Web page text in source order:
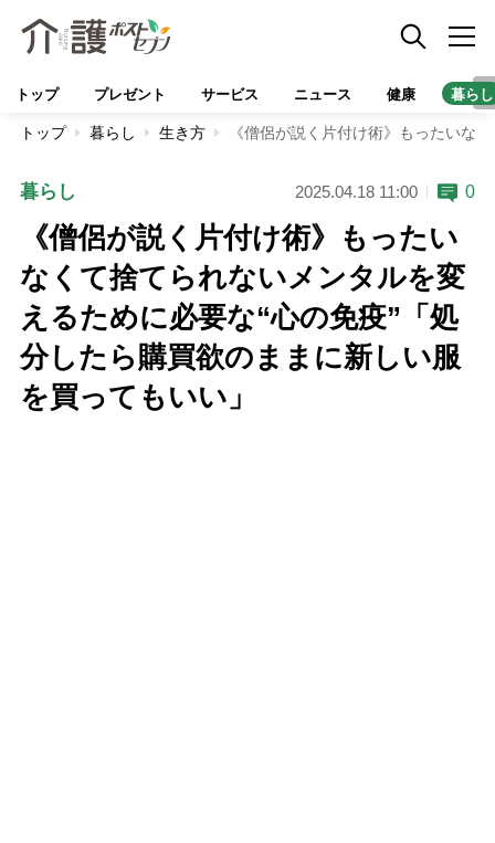
トップ プレゼント サービス ニュース 健康 暮らし
トップ 暮らし 生き方 《僧侶が説く片付け術》もったいな
暮らし 2025.04.18 11:00 0
《僧侶が説く片付け術》もったい
なくて捨てられないメンタルを変
えるために必要な“心の免疫”「処
分したら購買欲のままに新しい服
を買ってもいい」